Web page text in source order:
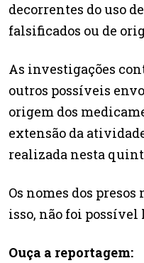
decorrentes do uso
falsificados ou de
As investigações
outros possíveis
origem dos
extensão da
realizada nesta
Os nomes dos
isso, não foi possível
Ouça a reportagem: